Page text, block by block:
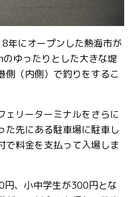
年にオープンした熱海市が
ゆったりとした大きな堤
側（内側）で釣りをするこ
ェリーターミナルをさらに
た先にある駐車場に駐車し
で料金を支払って入場しま
、小中学生が300円とな